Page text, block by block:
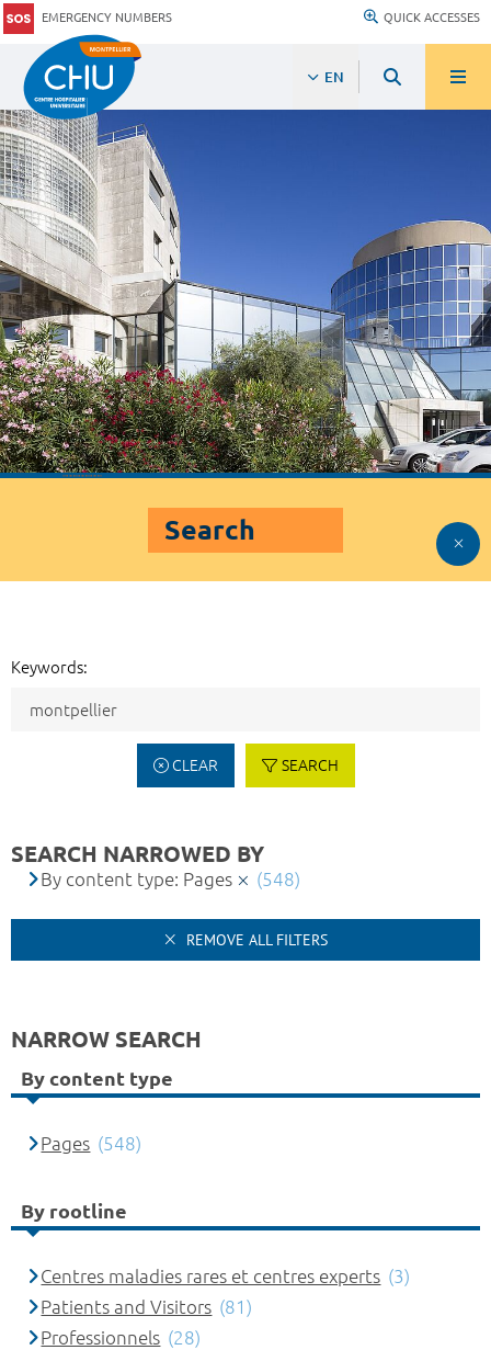
EMERGENCY NUMBERS QUICK ACCESSES
EN
Search
Keywords:
CLEAR SEARCH
SEARCH NARROWED BY
By content type: Pages (548)
REMOVE ALL FILTERS
NARROW SEARCH
By content type
Pages (548)
By rootline
Centres maladies rares et centres experts (3)
Patients and Visitors (81)
Professionnels (28)